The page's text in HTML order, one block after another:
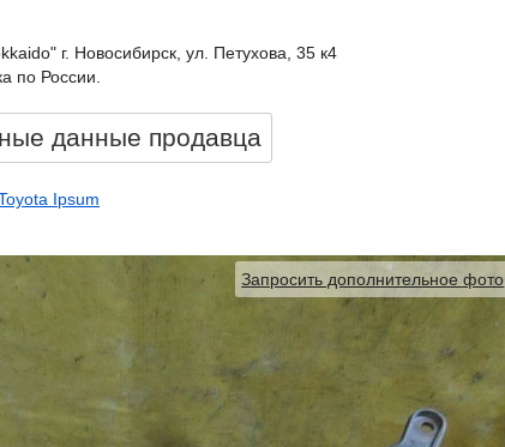
г. Новосибирск, ул. Петухова, 35 к4
по России.
данные продавцa
Ipsum
Запросить дополнительное фото